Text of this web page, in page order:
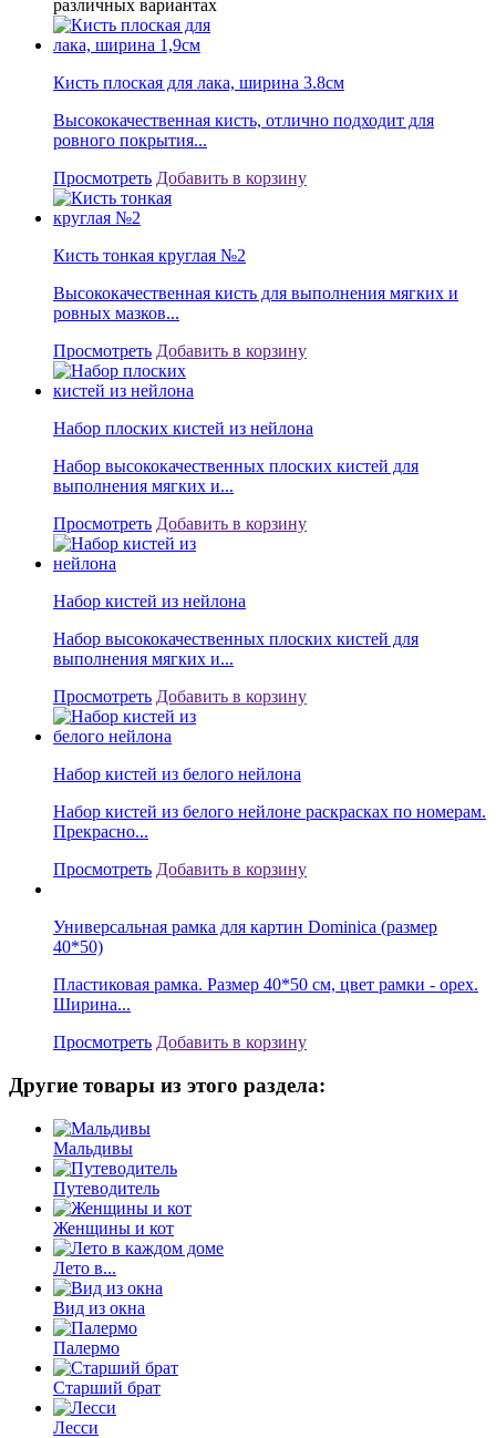
различных вариантах
Кисть плоская для лака, ширина 3.8см
Высококачественная кисть, отлично подходит для
ровного покрытия...
Просмотреть Добавить в корзину
Кисть тонкая круглая №2
Высококачественная кисть для выполнения мягких и
ровных мазков...
Просмотреть Добавить в корзину
Набор плоских кистей из нейлона
Набор высококачественных плоских кистей для
выполнения мягких и...
Просмотреть Добавить в корзину
Набор кистей из нейлона
Набор высококачественных плоских кистей для
выполнения мягких и...
Просмотреть Добавить в корзину
Набор кистей из белого нейлона
Набор кистей из белого нейлоне раскрасках по номерам.
Прекрасно...
Просмотреть Добавить в корзину
Универсальная рамка для картин Dominica (размер
40*50)
Пластиковая рамка. Размер 40*50 см, цвет рамки - орех.
Ширина...
Просмотреть Добавить в корзину
Другие товары из этого раздела:
Мальдивы
Путеводитель
Женщины и кот
Лето в...
Вид из окна
Палермо
Старший брат
Лесси